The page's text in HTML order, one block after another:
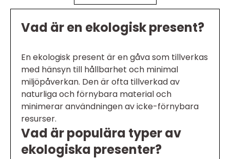
Vad är en ekologisk present?
En ekologisk present är en gåva som tillverkas
med hänsyn till hållbarhet och minimal
miljöpåverkan. Den är ofta tillverkad av
naturliga och förnybara material och
minimerar användningen av icke-förnybara
resurser.
Vad är populära typer av
ekologiska presenter?